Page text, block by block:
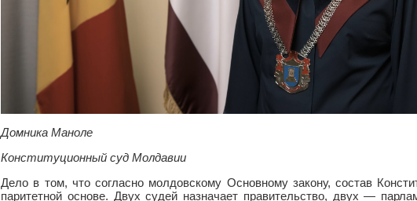
Домника Маноле
Конституционный суд Молдавии
Дело в том, что согласно молдовскому Основному закону, состав
паритетной основе. Двух судей назначает правительство, двух —